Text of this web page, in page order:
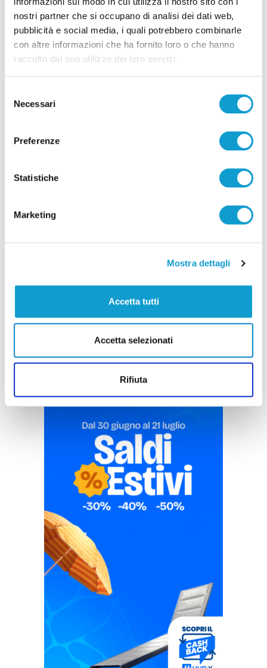
nostri partner che si occupano di analisi dei dati web,
pubblicità e social media, i quali potrebbero combinarle
con altre informazioni che ha fornito loro o che hanno
raccolto dal suo utilizzo dei loro servizi.
delNecessari
Preferenze
Statistiche
Marketing
Mostra dettagli
Accetta tutti
Accetta selezionati
Rifiuta
Settore Giovanile Academy - Alessandro Re, da
di Rossella Luciani